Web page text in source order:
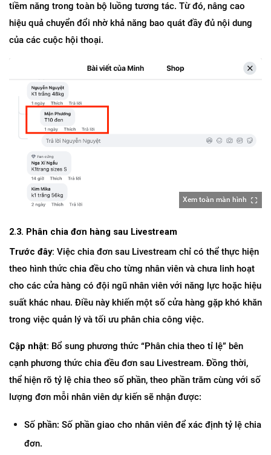
tiềm năng trong toàn bộ luồng tương tác. Từ đó, nâng cao
hiệu quả chuyển đổi nhờ khả năng bao quát đầy đủ nội dung
của các cuộc hội thoại.
Xem toàn màn hình
2.3. Phân chia đơn hàng sau Livestream
Trước đây: Việc chia đơn sau Livestream chỉ có thể thực hiện
theo hình thức chia đều cho từng nhân viên và chưa linh hoạt
cho các cửa hàng có đội ngũ nhân viên với năng lực hoặc hiệu
suất khác nhau. Điều này khiến một số cửa hàng gặp khó khăn
trong việc quản lý và tối ưu phân chia công việc.
Cập nhật: Bổ sung phương thức “Phân chia theo tỉ lệ” bên
cạnh phương thức chia đều đơn sau Livestream. Đồng thời,
thể hiện rõ tỷ lệ chia theo số phần, theo phần trăm cùng với số
lượng đơn mỗi nhân viên dự kiến sẽ nhận được:
Số phần: Số phần giao cho nhân viên để xác định tỷ lệ chia
đơn.